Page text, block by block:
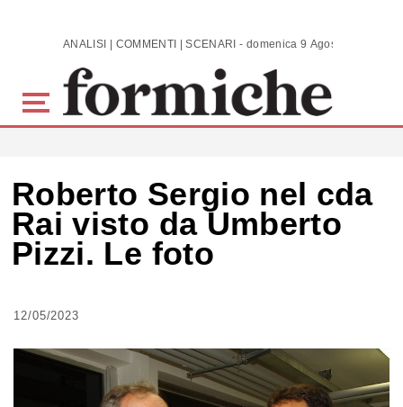
Skip to main content ANALISI | COMMENTI | SCENARI - domenica 9 Agosto 2026
Roberto Sergio nel cda
Rai visto da Umberto
Pizzi. Le foto
12/05/2023